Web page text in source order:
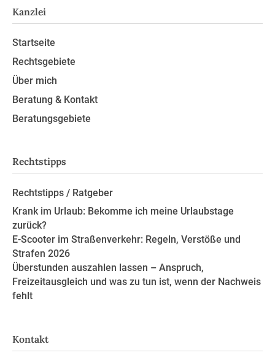
Kanzlei
Startseite
Rechtsgebiete
Über mich
Beratung & Kontakt
Beratungsgebiete
Rechtstipps
Rechtstipps / Ratgeber
Krank im Urlaub: Bekomme ich meine Urlaubstage
zurück?
E-Scooter im Straßenverkehr: Regeln, Verstöße und
Strafen 2026
Überstunden auszahlen lassen – Anspruch,
Freizeitausgleich und was zu tun ist, wenn der Nachweis
fehlt
Kontakt